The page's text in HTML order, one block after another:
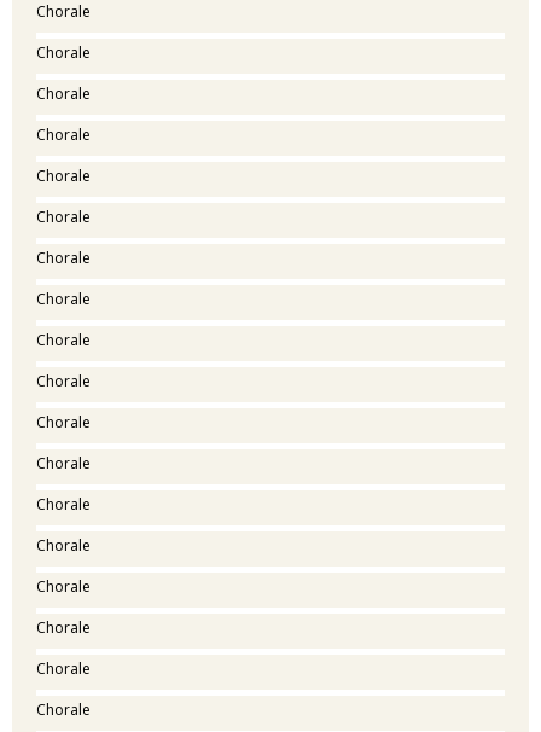
Chorale
Chorale
Chorale
Chorale
Chorale
Chorale
Chorale
Chorale
Chorale
Chorale
Chorale
Chorale
Chorale
Chorale
Chorale
Chorale
Chorale
Chorale